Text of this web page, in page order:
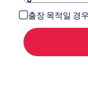
출장 목적일 경